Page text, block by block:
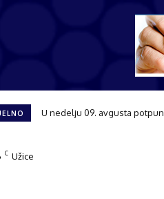
U nedelju 09. avgusta potpuna
Tribina posvećena ženama i
C Užice